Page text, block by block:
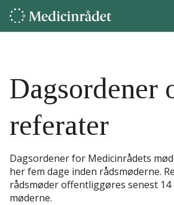
Dagsordener
referater
Dagsordener for Medicinrådets
her fem dage inden rådsmøderne.
rådsmøder offentliggøres senest
møderne.